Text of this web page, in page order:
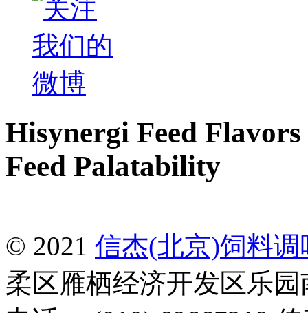
Hisynergi Feed
Feed Palatability
© 2021 信杰(北京)饲料
柔区雁栖经济开发区乐